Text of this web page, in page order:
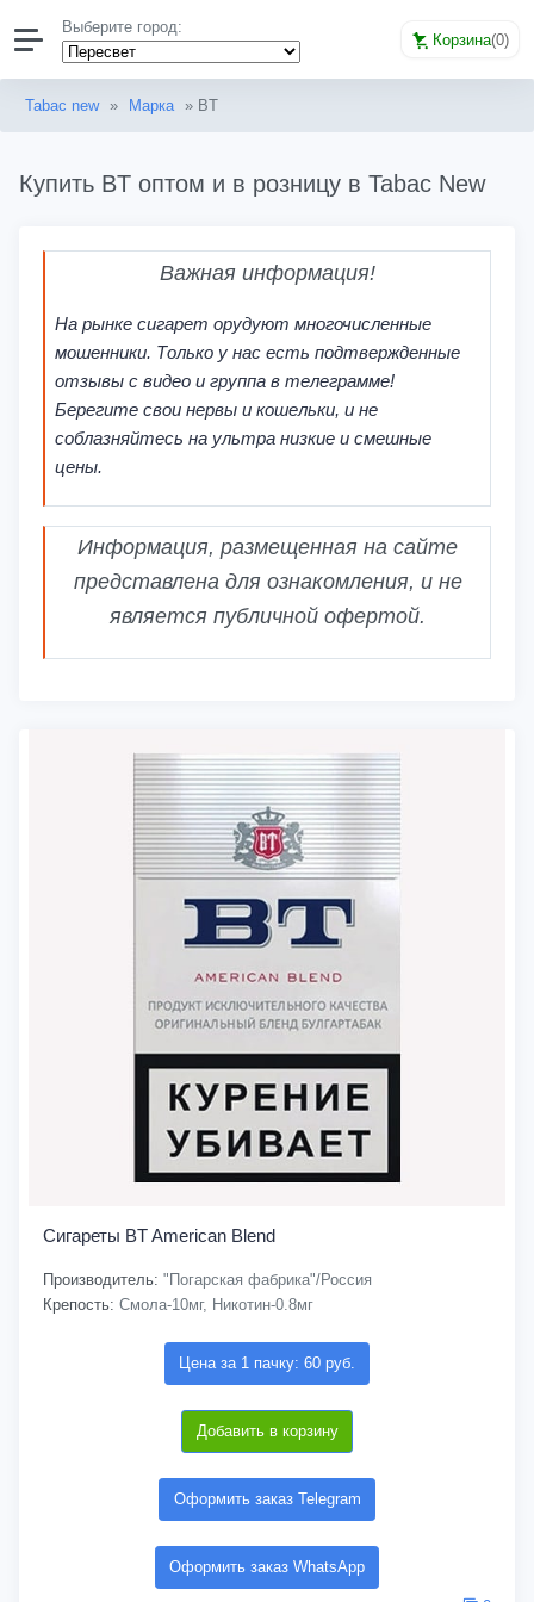
Выберите город:
Корзина(0)
Tabac new » Марка » BT
Купить BT оптом и в розницу в Tabac New
Важная информация!
На рынке сигарет орудуют многочисленные
мошенники. Только у нас есть подтвержденные
отзывы с видео и группа в телеграмме!
Берегите свои нервы и кошельки, и не
соблазняйтесь на ультра низкие и смешные
цены.
Информация, размещенная на сайте
представлена для ознакомления, и не
является публичной офертой.
Сигареты BT American Blend
Производитель: "Погарская фабрика"/Россия
Крепость: Смола-10мг, Никотин-0.8мг
Цена за 1 пачку: 60 руб.
Добавить в корзину
Оформить заказ Telegram
Оформить заказ WhatsApp